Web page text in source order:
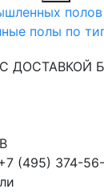
полов
полы по
(495) 374-